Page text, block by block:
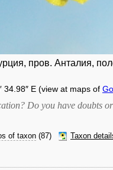
пров. Анталия,
34.98″ E (view at maps of
Do you have doubts
of taxon (87) Taxon